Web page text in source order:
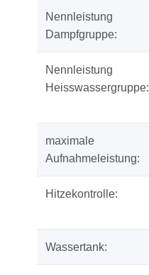
Nennleistung
Dampfgruppe:
Nennleistung
Heisswassergruppe:
maximale
Aufnahmeleistung:
Hitzekontrolle:
Wassertank: